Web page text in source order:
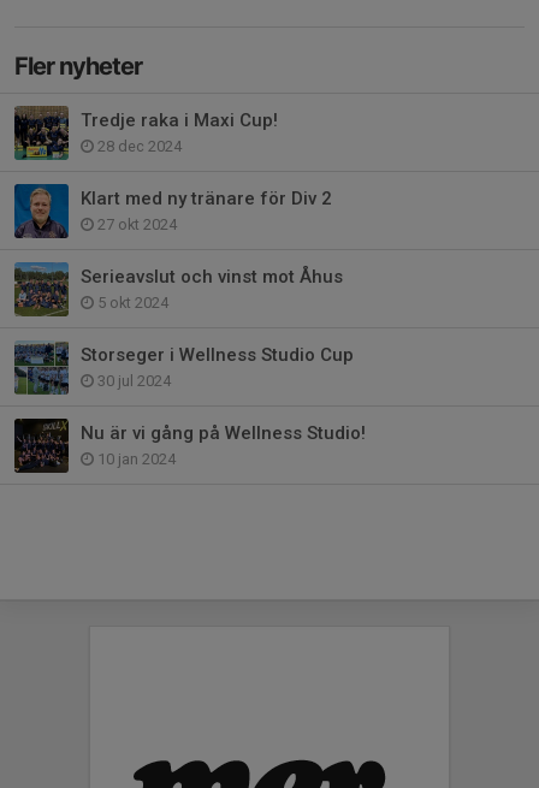
Fler nyheter
Tredje raka i Maxi Cup!
28 dec 2024
Klart med ny tränare för Div 2
27 okt 2024
Serieavslut och vinst mot Åhus
5 okt 2024
Storseger i Wellness Studio Cup
30 jul 2024
Nu är vi gång på Wellness Studio!
10 jan 2024